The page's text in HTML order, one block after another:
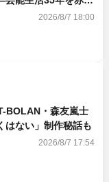
写真集発売2026/8/7 18:00
BOLAN・森友嵐士
ない」制作秘話も
2026/8/7 17:54